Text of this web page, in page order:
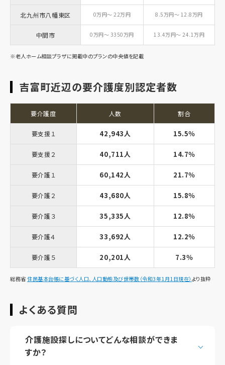
北九州市八幡東区 0万円～ 22万円 8.5万円～ 12.8万円
中間市 0万円～ 3350万円 13.4万円～ 24.1万円
※老人ホーム相談プラザに掲載中のプランの中央値を記載
吉富町近辺の要介護度別認定者数
要介護度 人数 割合
要支援１ 42,943人 15.5％
要支援２ 40,711人 14.7％
要介護１ 60,142人 21.7％
要介護２ 43,680人 15.8％
要介護３ 35,335人 12.8％
要介護４ 33,692人 12.2％
要介護５ 20,201人 7.3％
総務省住民基本台帳に基づく人口、人口動態及び世帯数（令和3年1月1日現在） より抜粋
よくある質問
介護施設探しについてどんな相談ができま
すか？